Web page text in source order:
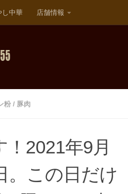
し中華 店舗情報
粉 / 豚肉
2021年9月
。この日だけ